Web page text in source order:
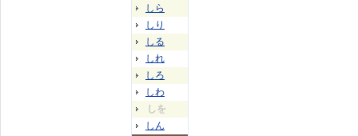
しら
しり
しる
しれ
しろ
しわ
しを
しん